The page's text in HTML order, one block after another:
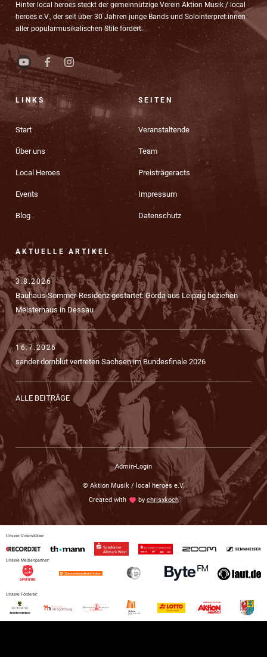
Hinter local heroes steckt der gemeinnützige Verein Aktion Musik / local
heroes e.V., der seit über 30 Jahren junge Bands und Solointerpret:innen
aller popularmusikalischen Stile fördert.
LINKS
Start
Über uns
Local Heroes
Events
Blog
SEITEN
Veranstaltende
Team
Preisträgeracts
Impressum
Datenschutz
AKTUELLE ARTIKEL
3.8.2026
Bauhaus-Sommer-Residenz gestartet: Görda aus Leipzig beziehen
Meisterhaus in Dessau
16.7.2026
sander dornblut vertreten Sachsen im Bundesfinale 2026
ALLE BEITRÄGE
Admin-Login
© Aktion Musik / local heroes e.V.
Created withlove by chrisxkoch
Unsere Unterstützer:
Unsere Medienpartner:
Unsere Förderer: